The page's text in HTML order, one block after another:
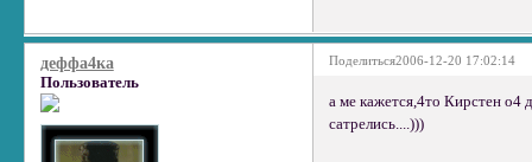
Поделиться2006-12-20 17:02:14
деффа4ка
Пользователь
а ме кажется,4то Кирстен
сатрелись....)))